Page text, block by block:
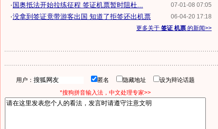
07-01-08 07:05
·国奥抵法开始拉练征程 签证机票暂时阻杜...
06-04-20 17:18
·没拿到签证竟带游客出国 知道了拒签还出机票
更多关于 签证 机票 的新闻>>
用户： 匿名 隐藏地址
设为辩论话题
*搜狗拼音输入法，中文处理专家>>